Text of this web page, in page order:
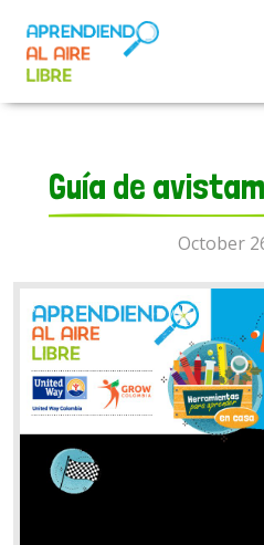
Guía de
October